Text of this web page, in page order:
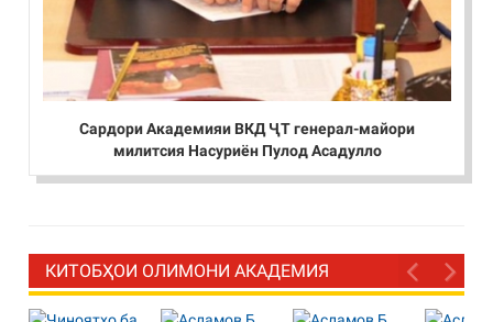
Сардори Академияи ВКД ҶТ генерал-майори
милитсия Насуриён Пулод Асадулло
КИТОБҲОИ ОЛИМОНИ АКАДЕМИЯ